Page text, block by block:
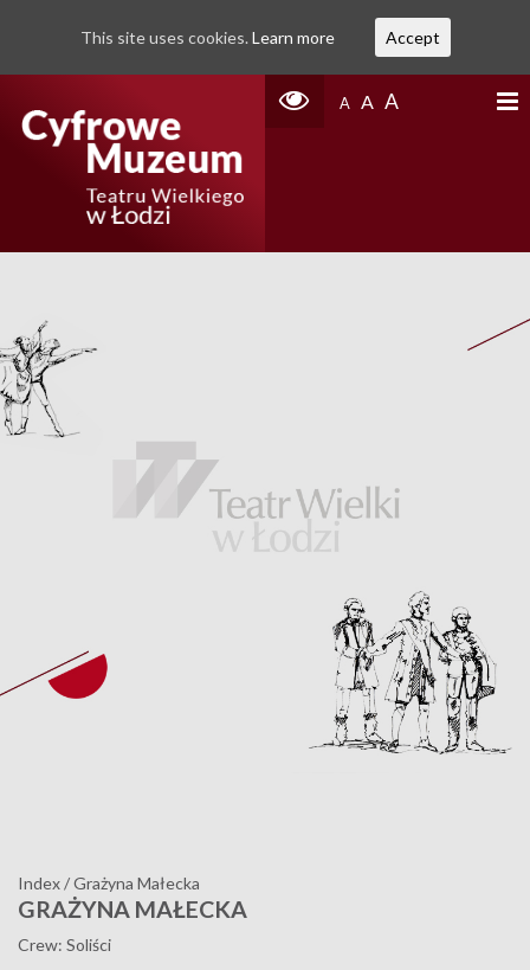
A A A
Index/Grażyna Małecka
GRAŻYNA MAŁECKA
Crew: Soliści
This site uses cookies. Learn more Accept